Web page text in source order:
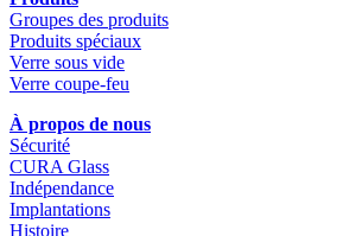
Groupes des produits
Produits spéciaux
Verre sous vide
Verre coupe-feu
À propos de nous
Sécurité
CURA Glass
Indépendance
Implantations
Histoire